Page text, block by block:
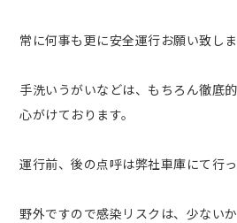
常に何事も更に安全運行お願い致しま
手洗いうがいなどは、もちろん徹底
心がけております。
運行前、後の点呼は弊社車庫にて行っ
野外ですので感染リスクは、少ないか